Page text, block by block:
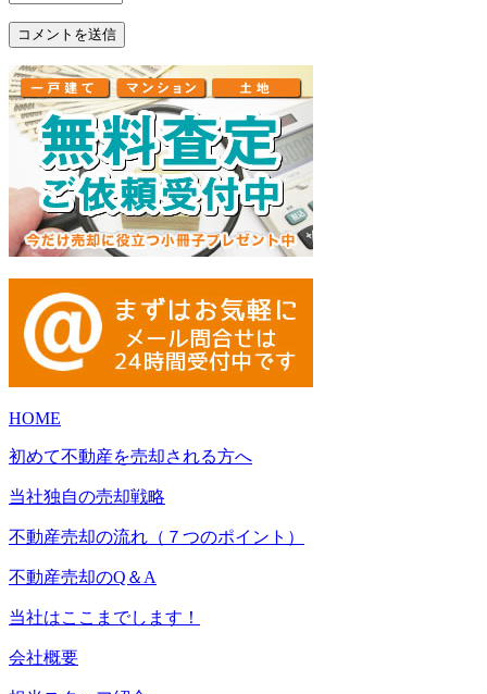
HOME
初めて不動産を売却される方へ
当社独自の売却戦略
不動産売却の流れ（７つのポイント）
不動産売却のQ＆A
当社はここまでします！
会社概要